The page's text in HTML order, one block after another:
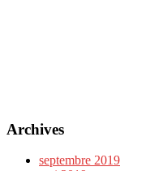
Archives
septembre 2019